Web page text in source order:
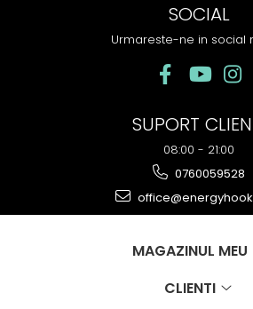
SOCIAL
Urmareste-ne in social
SUPORT
08:00 - 21:00
0760059528
MAGAZINUL MEU
CLIENTI